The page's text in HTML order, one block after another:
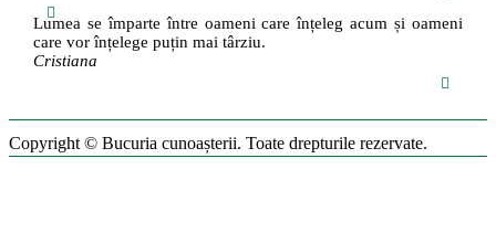
Lumea se împarte între oameni care înțeleg acum și oameni
care vor înțelege puțin mai târziu.
Cristiana
Copyright © Bucuria cunoașterii. Toate drepturile rezervate.